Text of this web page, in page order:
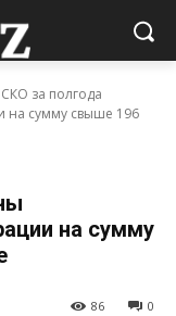
за полгода
на сумму свыше 196
на сумму
0
86